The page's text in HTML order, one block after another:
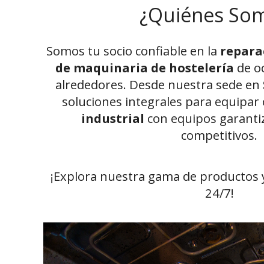
¿Quiénes
Somos tu socio confiable en la
de maquinaria de hostelería de
alrededores. Desde nuestra sede en
soluciones integrales para equipar
industrial con equipos
competitivos.
¡Explora nuestra gama de
24/7!